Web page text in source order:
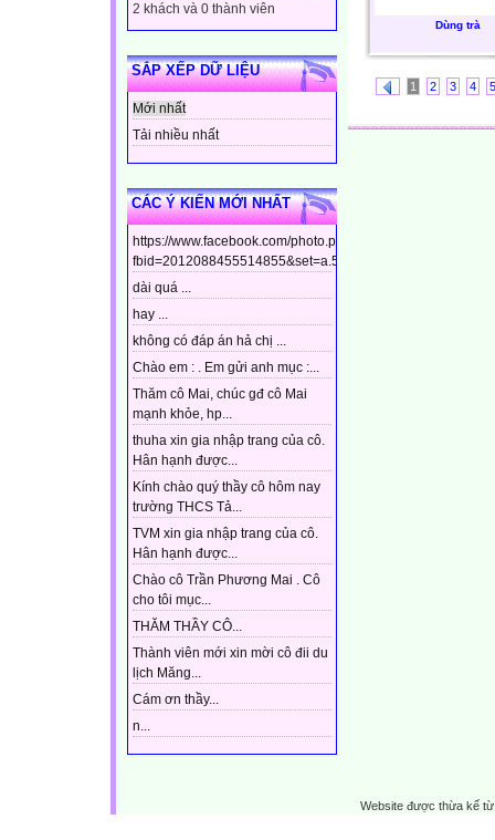
2 khách và 0 thành viên
SẮP XẾP DỮ LIỆU
Mới nhất
Tải nhiều nhất
CÁC Ý KIẾN MỚI NHẤT
https://www.facebook.com/photo.php?
dài quá ...
hay ...
không có đáp án hả chị ...
Chào em : . Em gửi anh mục :...
Thăm cô Mai, chúc gđ cô Mai
mạnh khỏe, hp...
thuha xin gia nhập trang của cô.
Hân hạnh được...
Kính chào quý thầy cô hôm nay
trường THCS Tả...
TVM xin gia nhập trang của cô.
Hân hạnh được...
Chào cô Trần Phương Mai . Cô
cho tôi mục...
THĂM THẦY CÔ...
Thành viên mới xin mời cô đii du
lịch Măng...
Cám ơn thầy...
n...
Dùng trà
1 2 3 4 5
Website được thừa kế